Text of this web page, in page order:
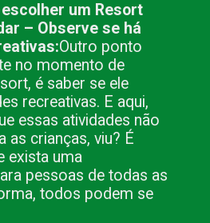
um Resort
– Observe se há
Outro ponto
no momento de
é saber se ele
recreativas. E aqui,
essas atividades não
as crianças, viu? É
exista uma
pessoas de todas as
todos podem se